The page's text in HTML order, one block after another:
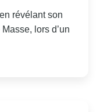
révélant son
lors d’un